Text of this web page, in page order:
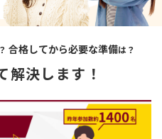
合格してから必要な準備は？
解決します！